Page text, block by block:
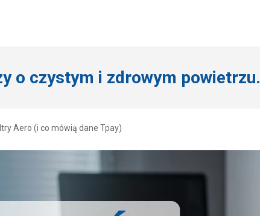
o czystym i zdrowym powietrzu.
Aero (i co mówią dane Tpay)